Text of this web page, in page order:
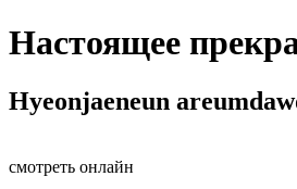
Настоящее
Hyeonjaeneun
смотреть онлайн